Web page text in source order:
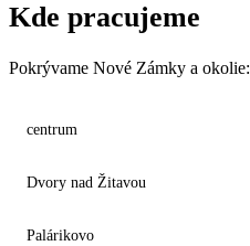
Kde pracujeme
Pokrývame Nové Zámky a okolie:
centrum
Dvory nad Žitavou
Palárikovo